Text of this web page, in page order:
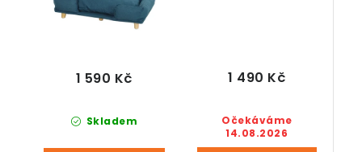
Skladem
1 590 Kč
Očekáváme
14.08.2026
1 490 Kč